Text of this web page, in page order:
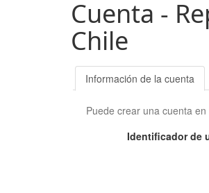
Cuenta -
Chile
Información de la cuenta
Puede crear una cuenta
Identificador de